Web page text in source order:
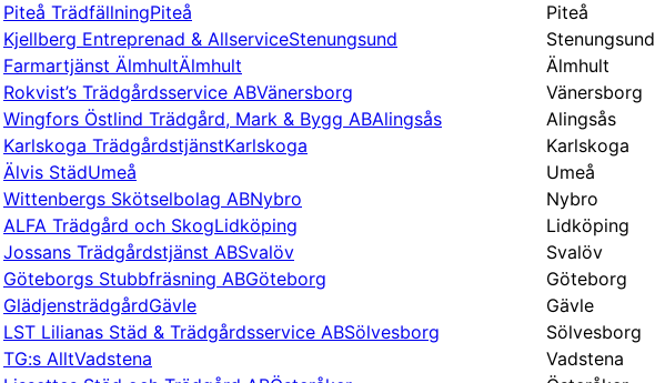
Piteå TrädfällningPiteå Piteå
Kjellberg Entreprenad & AllserviceStenungsund Stenungsund
Farmartjänst ÄlmhultÄlmhult Älmhult
Rokvist’s Trädgårdsservice ABVänersborg Vänersborg
Wingfors Östlind Trädgård, Mark & Bygg ABAlingsås Alingsås
Karlskoga TrädgårdstjänstKarlskoga Karlskoga
Älvis StädUmeå Umeå
Wittenbergs Skötselbolag ABNybro Nybro
ALFA Trädgård och SkogLidköping Lidköping
Jossans Trädgårdstjänst ABSvalöv Svalöv
Göteborgs Stubbfräsning ABGöteborg Göteborg
GlädjensträdgårdGävle Gävle
LST Lilianas Städ & Trädgårdsservice ABSölvesborg Sölvesborg
TG:s AlltVadstena Vadstena